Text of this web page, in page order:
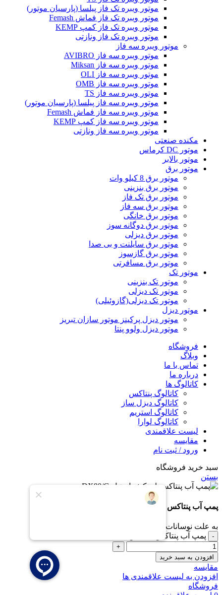
موتور ویبره تک فاز پیلسا (پارسیان موتور)
موتور ویبره تک فاز فماش Femash
موتور ویبره تک فاز کمپ KEMP
موتور ویبره تک فاز ونازتی
موتور ویبره سه فاز
موتور ویبره سه فاز AVIBRO
موتور ویبره سه فاز Miksan
موتور ویبره سه فاز OLI
موتور ویبره سه فاز OMB
موتور ویبره سه فاز TS
موتور ویبره سه فاز پیلسا (پارسیان موتور)
موتور ویبره سه فاز فماش Femash
موتور ویبره سه فاز کمپ KEMP
موتور ویبره سه فاز ونازتی
مکنده صنعتی
موتور DC کرماس
موتور بالابر
موتور برق
موتور برق 8 کیلو وات
موتور برق بنزینی
موتور برق تک فاز
موتور برق سه فاز
موتور برق خانگی
موتور برق دوگانه سوز
موتور برق دیزلی
موتور برق سایلنت و بی صدا
موتور برق گازسوز
موتور برق مسافرتی
موتور تک
موتور تک بنزینی
موتور تک دیزلی
موتور تک دیزلی(گازوئیلی)
موتور دیزل
موتور دیزل پرکینز موتور سازان تبریز
موتور دیزل ولوو پنتا
فروشگاه
وبلاگ
تماس با ما
درباره ما
کاتالوگ ها
کاتالوگ پنتاکس
کاتالوگ دیزل ساز
کاتالوگ استریم
کاتالوگ لوارا
لیست علاقمندی
مقایسه
ورود / ثبت نام
سبد خرید فروشگاه
بستن
پمپ آب پنتاکس لجنکش استیل DX80/G
به علت نوسانات قیمت، برای خرید در واتس اپ پیام دهید.
پمپ آب پنتاکس لجنکش استیل DX80/G عدد
افزودن به سبد خرید
مقایسه
افزودن به لیست علاقمندی ها
فروشگاه